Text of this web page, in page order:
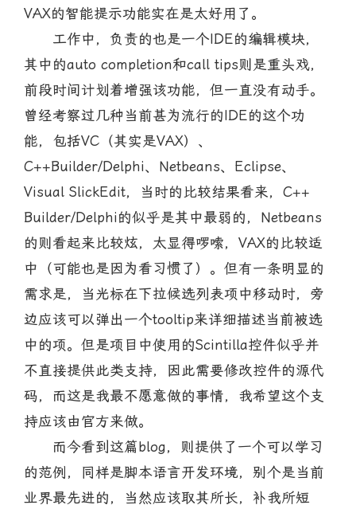
VAX的智能提示功能实在是太好用了。
工作中，负责的也是一个IDE的编辑模块，
其中的auto completion和call tips则是重头戏，
前段时间计划着增强该功能，但一直没有动手。
曾经考察过几种当前甚为流行的IDE的这个功
能，包括VC（其实是VAX）、
C++Builder/Delphi、Netbeans、Eclipse、
Visual SlickEdit，当时的比较结果看来，C++
Builder/Delphi的似乎是其中最弱的，Netbeans
的则看起来比较炫，太显得啰嗦，VAX的比较适
中（可能也是因为看习惯了）。但有一条明显的
需求是，当光标在下拉候选列表项中移动时，旁
边应该可以弹出一个tooltip来详细描述当前被选
中的项。但是项目中使用的Scintilla控件似乎并
不直接提供此类支持，因此需要修改控件的源代
码，而这是我最不愿意做的事情，我希望这个支
持应该由官方来做。
而今看到这篇blog，则提供了一个可以学习
的范例，同样是脚本语言开发环境，别个是当前
业界最先进的，当然应该取其所长，补我所短